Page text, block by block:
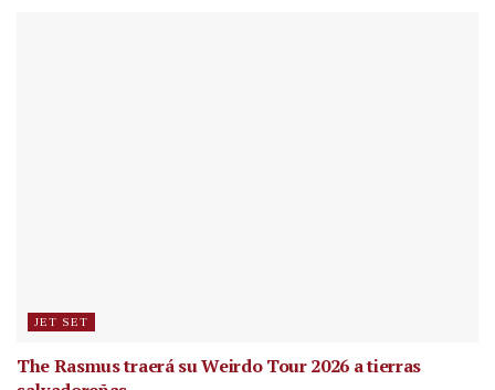
JET SET
The Rasmus traerá su Weirdo Tour 2026 a tierras